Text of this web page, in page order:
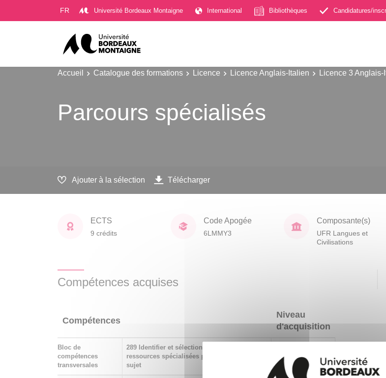
FR Université Bordeaux Montaigne International Bibliothèques Candidatures/
Accueil Catalogue des formations Licence Licence Anglais-Italien Licence 3 Anglais-
Parcours spécialisés
Ajouter à la sélection Télécharger
ECTS
9 crédits
Code Apogée
6LMMY3
Composante(s)
UFR Langues et
Civilisations
Compétences acquises
Compétences
Niveau
d'acquisition
Bloc de
compétences
transversales
289 Identifier et sélectionner diverses
ressources spécialisées pour documenter un
sujet